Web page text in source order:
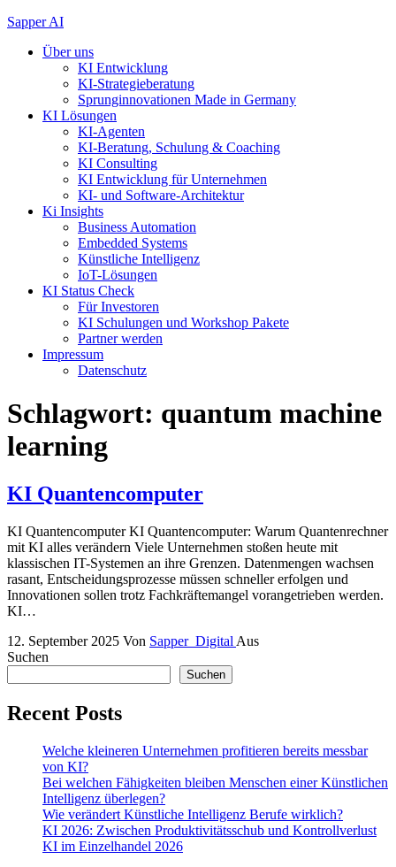
Zum
springen
Sapper AI
Über uns
KI Entwicklung
KI-Strategieberatung
Sprunginnovationen Made in Germany
KI Lösungen
KI-Agenten
KI-Beratung, Schulung & Coaching
KI Consulting
KI Entwicklung für Unternehmen
KI- und Software-Architektur
Ki Insights
Business Automation
Embedded Systems
Künstliche Intelligenz
IoT-Lösungen
KI Status Check
Für Investoren
KI Schulungen und Workshop Pakete
Partner werden
Impressum
Datenschutz
Schlagwort: quantum machine
learning
KI Quantencomputer
KI Quantencomputer KI Quantencomputer: Warum Quantenrechner
mit KI alles verändern Viele Unternehmen stoßen heute mit
klassischen IT-Systemen an ihre Grenzen. Datenmengen wachsen
rasant, Entscheidungsprozesse müssen schneller erfolgen und
Innovationen sollen trotz Fachkräftemangel vorangetrieben werden.
KI…
12. September 2025 Von Sapper_Digital Aus
Suchen
Suchen
Recent Posts
Welche kleineren Unternehmen profitieren bereits messbar
von KI?
Bei welchen Fähigkeiten bleiben Menschen einer Künstlichen
Intelligenz überlegen?
Wie verändert Künstliche Intelligenz Berufe wirklich?
KI 2026: Zwischen Produktivitätsschub und Kontrollverlust
KI im Einzelhandel 2026